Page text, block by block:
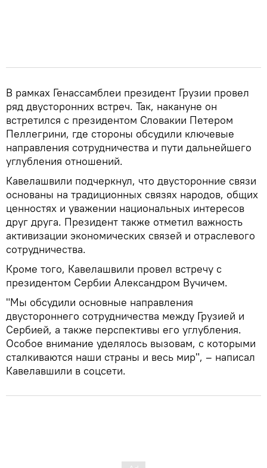
В рамках Генассамблеи президент Грузии провел
ряд двусторонних встреч. Так, накануне он
встретился с президентом Словакии Петером
Пеллегрини, где стороны обсудили ключевые
направления сотрудничества и пути дальнейшего
углубления отношений.
Кавелашвили подчеркнул, что двусторонние связи
основаны на традиционных связях народов, общих
ценностях и уважении национальных интересов
друг друга. Президент также отметил важность
активизации экономических связей и отраслевого
сотрудничества.
Кроме того, Кавелашвили провел встречу с
президентом Сербии Александром Вучичем.
"Мы обсудили основные направления
двустороннего сотрудничества между Грузией и
Сербией, а также перспективы его углубления.
Особое внимание уделялось вызовам, с которыми
сталкиваются наши страны и весь мир", – написал
Кавелавшили в соцсети.